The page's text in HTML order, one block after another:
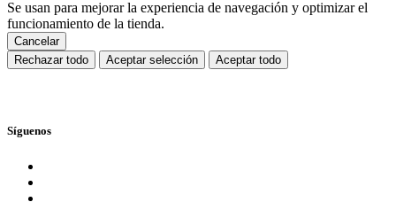
Se usan para mejorar la experiencia de navegación y optimizar el
funcionamiento de la tienda.
Cancelar
Rechazar todo
Aceptar selección Aceptar todo
Síguenos